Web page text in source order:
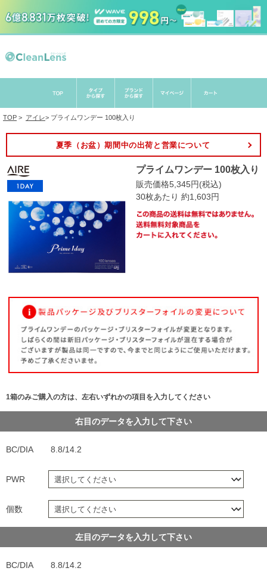
TOP > アイレ> プライムワンデー 100枚入り
夏季（お盆）期間中の出荷と営業について
プライムワンデー 100枚入り
販売価格5,345円(税込)
30枚あたり 約1,603円
1箱のみご購入の方は、左右いずれかの項目を入力してください
右目のデータを入力して下さい
BC/DIA 8.8/14.2
PWR
個数
左目のデータを入力して下さい
BC/DIA 8.8/14.2